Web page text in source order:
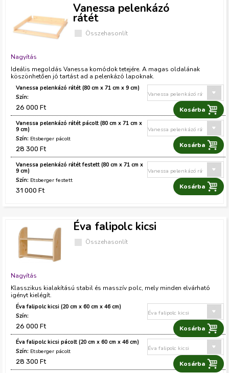
Nagyítás
Vanessa pelenkázó
rátét
Összehasonlít
Ideális megoldás Vanessa komódok tetejére. A magas oldalának
köszönhetően jó tartást ad a pelenkázó lapoknak.
Vanessa pelenkázó rátét (80 cm x 71 cm x 9 cm)
26 000 Ft
Vanessa pelenkázó rátét pácolt (80 cm x 71 cm x
9 cm)
Etsberger pácolt
28 300 Ft
Vanessa pelenkázó rátét festett (80 cm x 71 cm x
9 cm)
Etsberger festett
31 000 Ft
Nagyítás
Éva falipolc kicsi
Összehasonlít
Klasszikus kialakítású stabil és masszív polc, mely minden elvárható
igényt kielégít.
Éva falipolc kicsi (20 cm x 60 cm x 46 cm)
26 000 Ft
Éva falipolc kicsi pácolt (20 cm x 60 cm x 46 cm)
Etsberger pácolt
28 300 Ft